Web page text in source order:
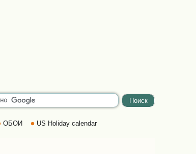
ОБОИ US Holiday calendar